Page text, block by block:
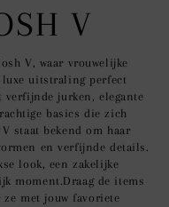
V
V, waar vrouwelijke
uitstraling perfect
verfijnde jurken, elegante
basics die zich
staat bekend om haar
en verfijnde details.
look, een zakelijke
moment.Draag de items
met jouw favoriete